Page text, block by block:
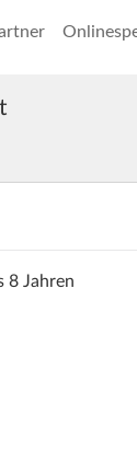
8 Jahren